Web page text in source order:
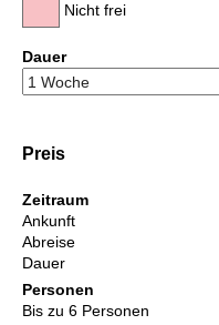
Nicht frei
Dauer
Preis
Zeitraum
Ankunft
Abreise
Dauer
Personen
Bis zu 6 Personen